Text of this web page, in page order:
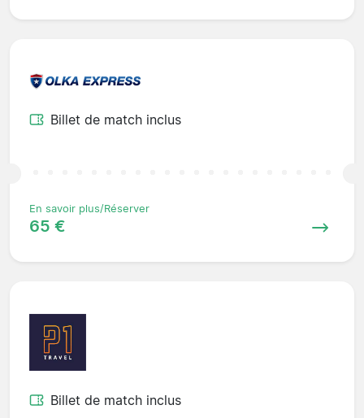
Billet de match inclus
En savoir plus/Réserver
65 €
Billet de match inclus